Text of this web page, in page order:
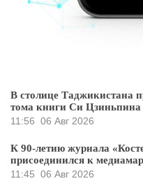
В столице Таджикистана
тома книги Си Цзиньпина
11:56 06 Авг 2026
К 90-летию журнала
присоединился к
11:45 06 Авг 2026